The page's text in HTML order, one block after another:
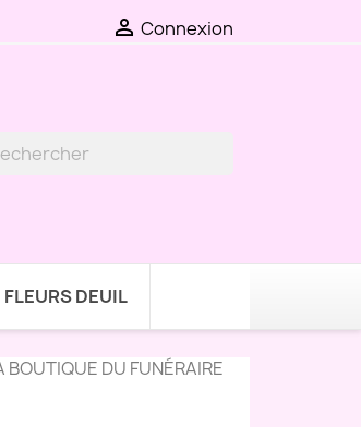
 Connexion
FLEURS DEUIL
DU FUNÉRAIRE